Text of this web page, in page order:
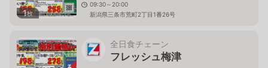
1枚
09:30～20:00
新潟県三条市荒町2丁目1番26号
全日食チェーン
フレッシュ梅津